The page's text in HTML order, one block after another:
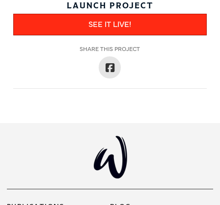
LAUNCH PROJECT
SEE IT LIVE!
SHARE THIS PROJECT